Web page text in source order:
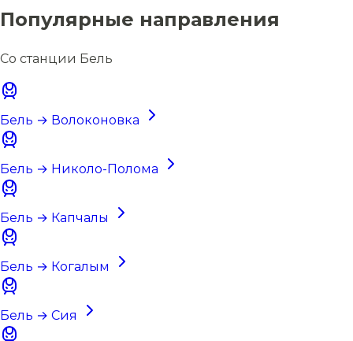
Популярные направления
Со станции Бель
Бель → Волоконовка
Бель → Николо-Полома
Бель → Капчалы
Бель → Когалым
Бель → Сия